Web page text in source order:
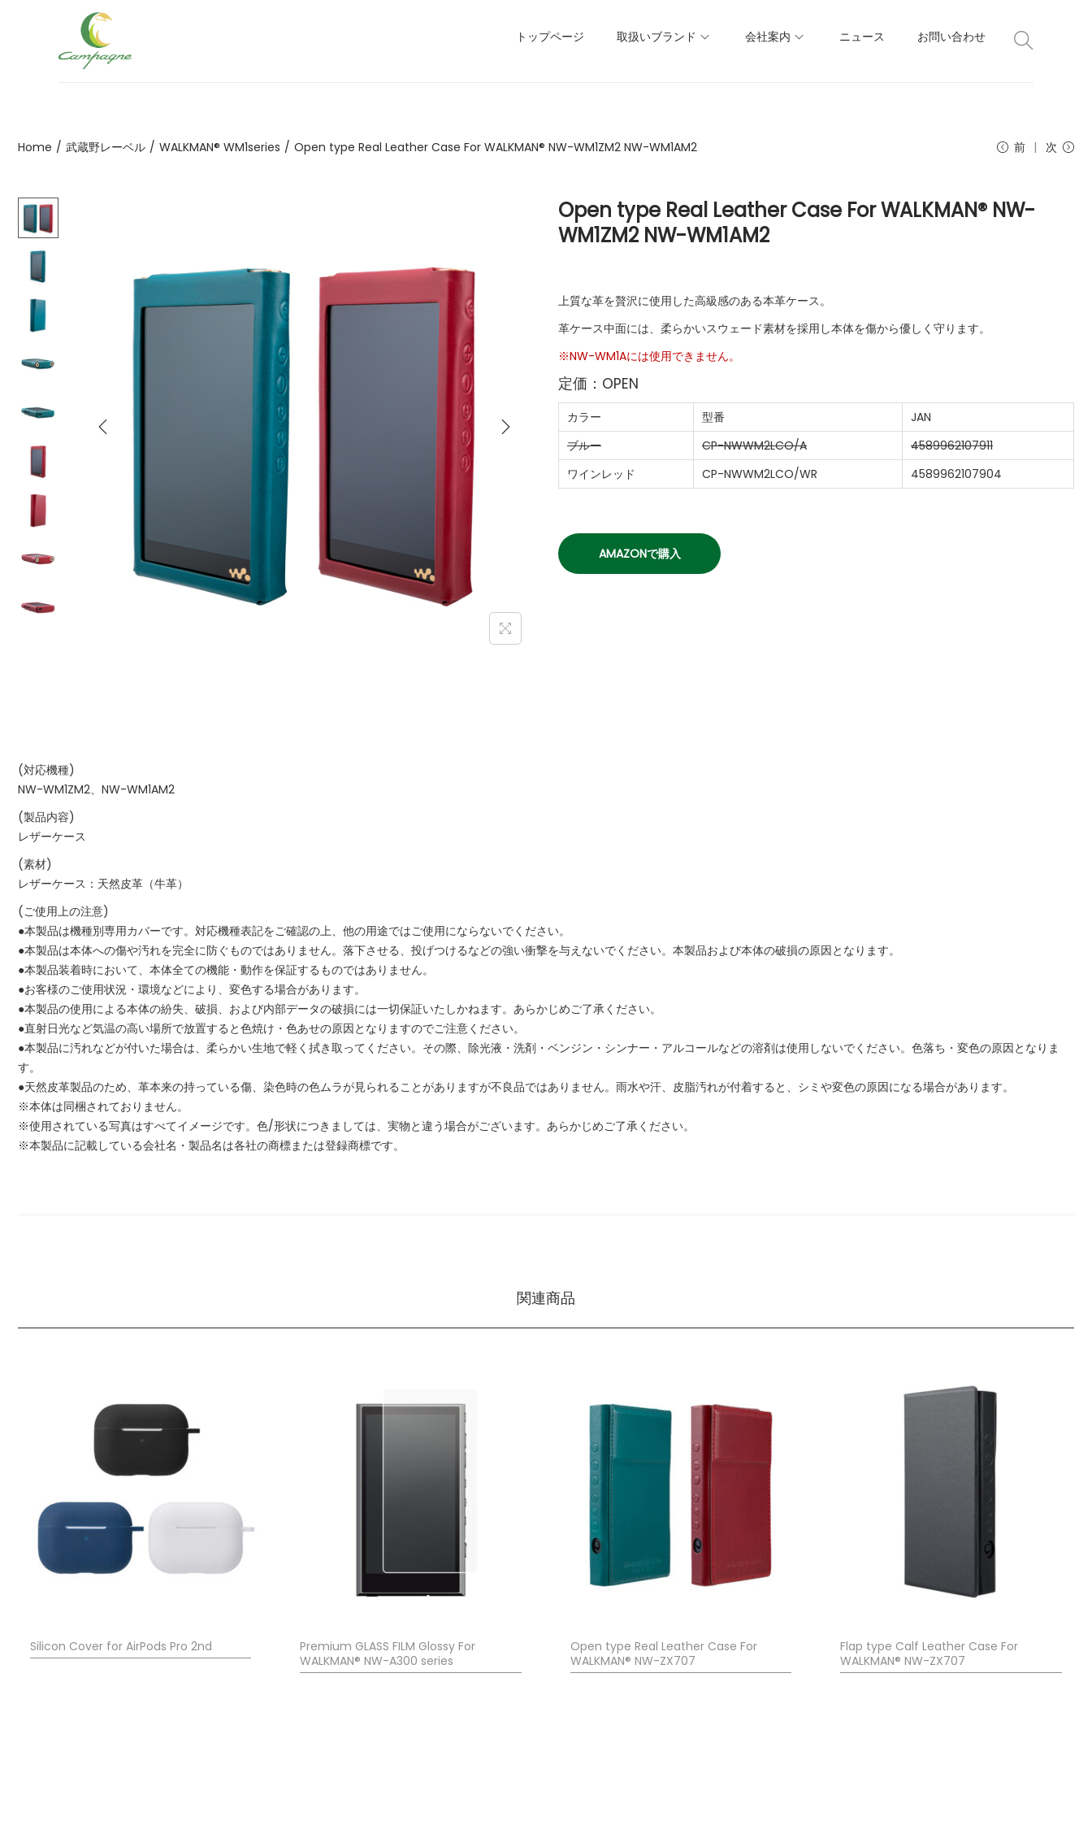
ナ
ョ
コ
へ
トップページ 取扱いブランド 会社案内 ニュース お問い合わせ
Home / 武蔵野レーベル / WALKMAN® WM1series / Open type Real Leather Case For WALKMAN® NW-WM1ZM2 NW-WM1AM2 前 次
Open type Real Leather Case For WALKMAN® NW-
WM1ZM2 NW-WM1AM2
上質な革を贅沢に使用した高級感のある本革ケース。
革ケース中面には、柔らかいスウェード素材を採用し本体を傷から優しく守ります。
※NW-WM1Aには使用できません。
定価：OPEN
カラー 型番
JAN
ブルー
CP-NWWM2LCO/A
4589962107911
ワインレッド
CP-NWWM2LCO/WR 4589962107904
AMAZONで購入
(対応機種)
NW-WM1ZM2、NW-WM1AM2
(製品内容)
レザーケース
(素材)
レザーケース：天然皮革（牛革）
(ご使用上の注意)
●本製品は機種別専用カバーです。対応機種表記をご確認の上、他の用途ではご使用にならないでください。
●本製品は本体への傷や汚れを完全に防ぐものではありません。落下させる、投げつけるなどの強い衝撃を与えないでください。本製品および本体の破損の原因となります。
●本製品装着時において、本体全ての機能・動作を保証するものではありません。
●お客様のご使用状況・環境などにより、変色する場合があります。
●本製品の使用による本体の紛失、破損、および内部データの破損には一切保証いたしかねます。あらかじめご了承ください。
●直射日光など気温の高い場所で放置すると色焼け・色あせの原因となりますのでご注意ください。
●本製品に汚れなどが付いた場合は、柔らかい生地で軽く拭き取ってください。その際、除光液・洗剤・ベンジン・シンナー・アルコールなどの溶剤は使用しないでください。色落ち・変色の原因となりま
す。
●天然皮革製品のため、革本来の持っている傷、染色時の色ムラが見られることがありますが不良品ではありません。雨水や汗、皮脂汚れが付着すると、シミや変色の原因になる場合があります。
※本体は同梱されておりません。
※使用されている写真はすべてイメージです。色/形状につきましては、実物と違う場合がございます。あらかじめご了承ください。
※本製品に記載している会社名・製品名は各社の商標または登録商標です。
関連商品
Silicon Cover for AirPods Pro 2nd
Premium GLASS FILM Glossy For
WALKMAN® NW-A300 series
Open type Real Leather Case For
WALKMAN® NW-ZX707
Flap type Calf Leather Case For
WALKMAN® NW-ZX707